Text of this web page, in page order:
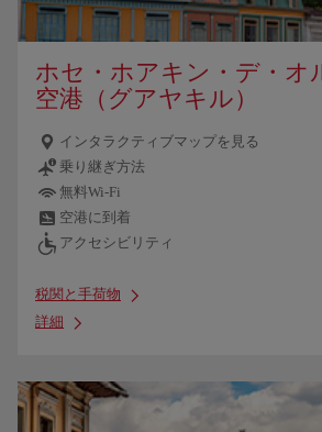
ホセ・ホアキン・デ・オ
空港（グアヤキル）
インタラクティブマップを見る
乗り継ぎ方法
無料Wi-Fi
空港に到着
アクセシビリティ
税関と手荷物
詳細